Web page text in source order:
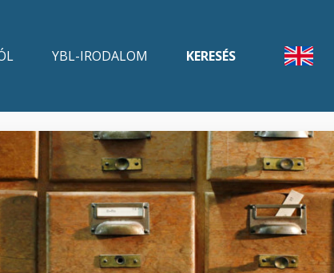
YBL-IRODALOM KERESÉS